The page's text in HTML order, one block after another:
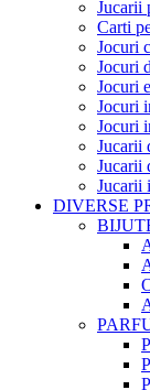
Jucarii
Carti
Jocuri
Jocuri
Jocuri
Jocuri
Jocuri
Jucarii
Jucarii
Jucarii
DIVERSE